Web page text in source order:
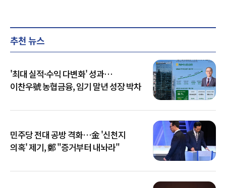
추천 뉴스
'최대 실적·수익 다변화' 성과…
이찬우號 농협금융, 임기 말년 성장 박차
민주당 전대 공방 격화…金 '신천지
의혹' 제기, 鄭 "증거부터 내놔라"